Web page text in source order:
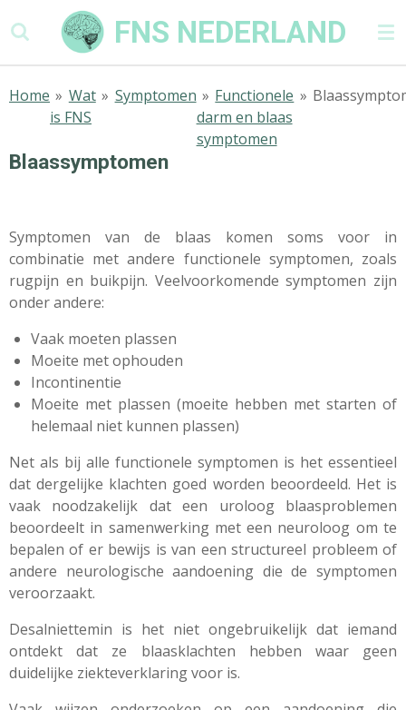
direct
hoofdinhoud
FNS NEDERLAND
Home » Wat
is FNS
» Symptomen » Functionele
darm en blaas
symptomen
»
Blaassymptomen
Symptomen van de blaas komen soms voor in
combinatie met andere functionele symptomen, zoals
rugpijn en buikpijn. Veelvoorkomende symptomen zijn
onder andere:
Vaak moeten plassen
Moeite met ophouden
Incontinentie
Moeite met plassen (moeite hebben met starten of
helemaal niet kunnen plassen)
Net als bij alle functionele symptomen is het essentieel
dat dergelijke klachten goed worden beoordeeld. Het is
vaak noodzakelijk dat een uroloog blaasproblemen
beoordeelt in samenwerking met een neuroloog om te
bepalen of er bewijs is van een structureel probleem of
andere neurologische aandoening die de symptomen
veroorzaakt.
Desalniettemin is het niet ongebruikelijk dat iemand
ontdekt dat ze blaasklachten hebben waar geen
duidelijke ziekteverklaring voor is.